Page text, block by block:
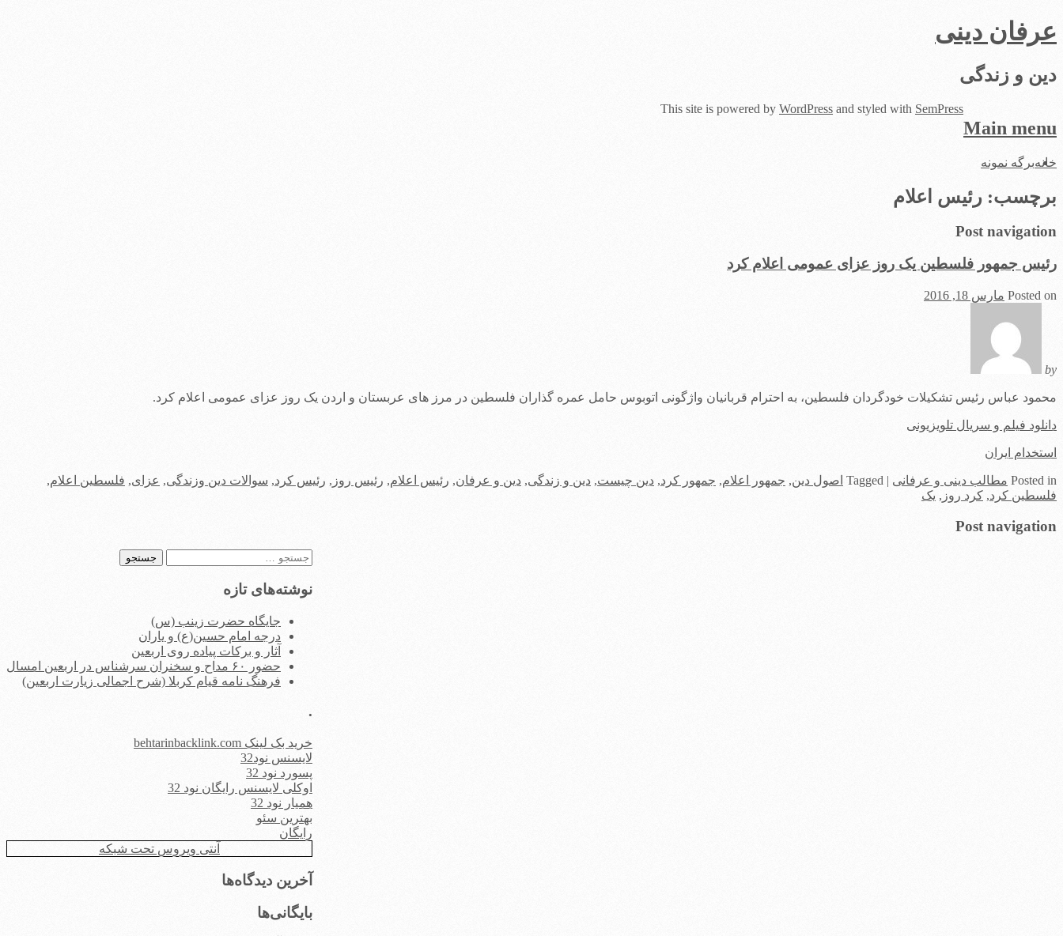
عرفان دینی
دین و زندگی
Main menu
Skip
خانهبرگه نمونه
برچسب: رئیس اعلام
Post navigation
رئیس جمهور فلسطین یک روز عزای عمومی اعلام کرد
Posted on مارس 18, 2016
by
محمود عباس رئیس تشکیلات خودگردان فلسطین، به احترام قربانیان واژگونی اتوبوس حامل عمره گذاران فلسطین در مرز های عربستان و اردن یک روز عزای عمومی اعلام کرد.
دانلود فیلم و سریال تلویزیونی
استخدام ایران
Posted in مطالب دینی و عرفانی |
Tagged اصول دین, جمهور اعلام, جمهور کرد, دین چیست, دین و زندگی, دین و عرفان, رئیس اعلام, رئیس روز , رئیس کرد, سوالات دین وزندگی, عزای, فلسطین اعلام,
فلسطین کرد, کرد روز , یک
Post navigation
جستجو
نوشته‌های تازه
جایگاه حضرت زینب (س)
درجه امام حسین(ع) و یاران
آثار و برکات پیاده روی اربعین
حضور ۶۰ مداح و سخنران سرشناس در اربعین امسال
فرهنگ نامه قیام کربلا (شرح اجمالی زیارت اربعین)
.
خرید بک لینک behtarinbacklink.com
لایسنس نود32
پسورد نود 32
اوکلی لایسنس رایگان نود 32
همیار نود 32
بهترین سئو
رایگان
آنتی ویروس تحت شبکه
آخرین دیدگاه‌ها
بایگانی‌ها
This site is powered by WordPress and styled with SemPress